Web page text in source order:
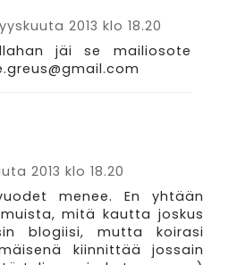
2013 klo 18.20
jäi se mailiosote
2013 klo 18.20
menee. En yhtään
mitä kautta joskus
blogiisi, mutta koirasi
kiinnittää jossain